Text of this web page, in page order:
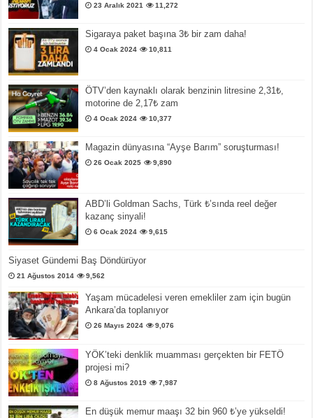
23 Aralık 2021 11,272
Sigaraya paket başına 3₺ bir zam daha!
4 Ocak 2024 10,811
ÖTV’den kaynaklı olarak benzinin litresine 2,31₺,
motorine de 2,17₺ zam
4 Ocak 2024 10,377
Magazin dünyasına “Ayşe Barım” soruşturması!
26 Ocak 2025 9,890
ABD’li Goldman Sachs, Türk ₺’sında reel değer
kazanç sinyali!
6 Ocak 2024 9,615
Siyaset Gündemi Baş Döndürüyor
21 Ağustos 2014 9,562
Yaşam mücadelesi veren emekliler zam için bugün
Ankara’da toplanıyor
26 Mayıs 2024 9,076
YÖK’teki denklik muamması gerçekten bir FETÖ
projesi mi?
8 Ağustos 2019 7,987
En düşük memur maaşı 32 bin 960 ₺’ye yükseldi!